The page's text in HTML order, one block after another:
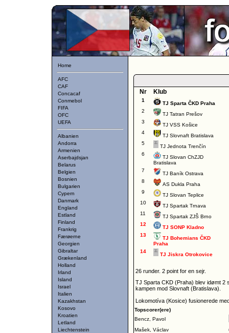
Home
AFC
CAF
Concacaf
Conmebol
FIFA
OFC
UEFA
Albanien
Andorra
Armenien
Aserbajdsjan
Belarus
Belgien
Bosnien
Bulgarien
Cypern
Danmark
England
Estland
Finland
Frankrig
Færøerne
Georgien
Gibraltar
Grækenland
Holland
Irland
Island
Israel
Italien
Kazakhstan
Kosovo
Kroatien
Letland
Liechtenstein
Nr Klub
1
TJ Sparta ČKD Praha
2
TJ Tatran Prešov
3
TJ VSS Košice
4
TJ Slovnaft Bratislava
5
TJ Jednota Trenčín
6
TJ Slovan ChZJD
Bratislava
7
TJ Baník Ostrava
8
AS Dukla Praha
9
TJ Slovan Teplice
10
TJ Spartak Trnava
11
TJ Spartak ZJŠ Brno
12
TJ SONP Kladno
13
TJ Bohemians ČKD
Praha
14
TJ Jiskra Otrokovice
26 runder. 2 point for en sejr.
TJ Sparta CKD (Praha) blev idømt 2
kampen mod Slovnaft (Bratislava).
Lokomotíva (Kosice) fusionerede
Topscorer(ere)
Bencz, Pavol
Mašek, Václav